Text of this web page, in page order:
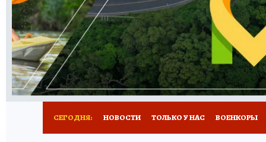
ДЕФИЦИТ ЖЕЛЕЗА ПРЕСС-ЦЕНТР
РЕКЛАМА ТЕСТЫ НОВОЕ НА САЙТЕ
СЕГОДНЯ: НОВОСТИ ТОЛЬКО У НАС ВОЕНКОРЫ